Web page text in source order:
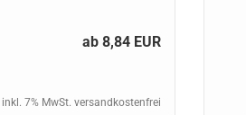
ab 8,84 EUR
inkl. 7% MwSt. versandkostenfrei